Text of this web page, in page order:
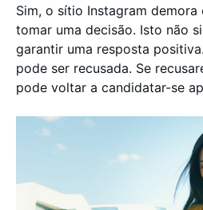
Sim, o sítio Instagram demora
tomar uma decisão. Isto não
garantir uma resposta
pode ser recusada. Se
pode voltar a candidatar-se